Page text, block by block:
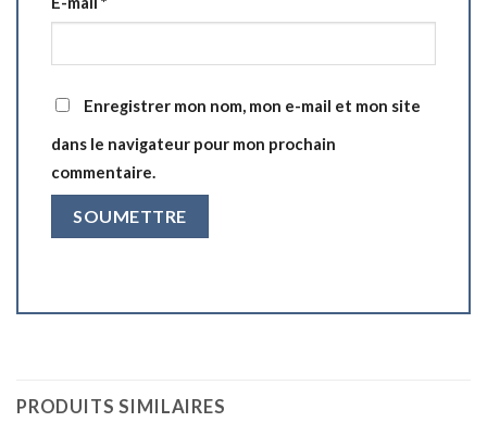
Enregistrer mon nom, mon e-mail et mon site
dans le navigateur pour mon prochain
commentaire.
PRODUITS SIMILAIRES